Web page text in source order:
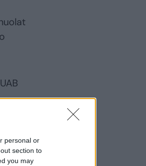
personal or
section to
you may